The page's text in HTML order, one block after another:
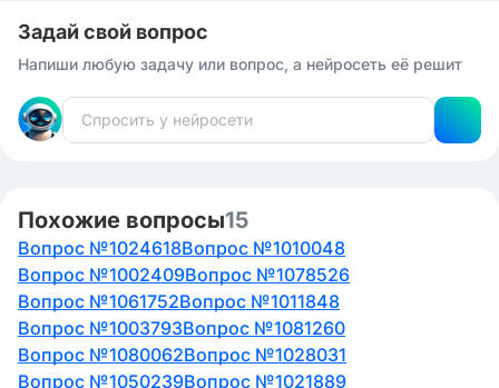
Задай свой вопрос
Напиши любую задачу или вопрос, а нейросеть её решит
Похожие вопросы15
Вопрос №1024618Вопрос №1010048
Вопрос №1002409Вопрос №1078526
Вопрос №1061752Вопрос №1011848
Вопрос №1003793Вопрос №1081260
Вопрос №1080062Вопрос №1028031
Вопрос №1050239Вопрос №1021889